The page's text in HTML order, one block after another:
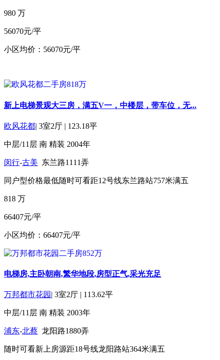
980 万
56070元/平
小区均价：56070元/平
新上电梯景观大三房，满五V一，中楼层，带车位，无...
欧风花都| 3室2厅 | 123.18平
中层/11层 南 精装 2004年
闵行-古美 东兰路1111弄
同户型价格最低随时可看距12号线东兰路站757米满五
818 万
66407元/平
小区均价：66407元/平
电梯房,主卧朝南,繁华地段,房型正气,采光充足
万邦都市花园 | 3室2厅 | 113.62平
中层/11层 南 精装 2003年
浦东-北蔡 龙阳路1880弄
随时可看新上房源距18号线龙阳路站364米满五